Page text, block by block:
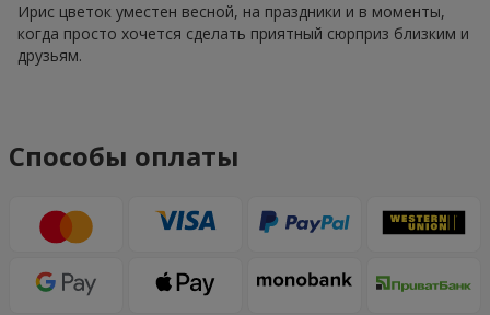
Ирис цветок уместен весной, на праздники и в моменты,
когда просто хочется сделать приятный сюрприз близким и
друзьям.
Способы оплаты